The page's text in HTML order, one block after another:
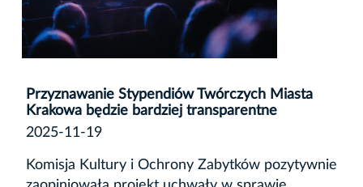
Przyznawanie Stypendiów Twórczych Miasta
Krakowa będzie bardziej transparentne
2025-11-19
Komisja Kultury i Ochrony Zabytków pozytywnie